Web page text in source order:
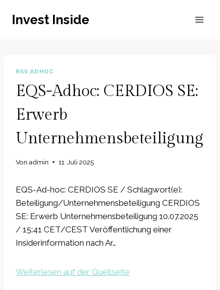
InhaltInvest Inside
RSS ADHOC
EQS-Adhoc: CERDIOS SE:
Erwerb
Unternehmensbeteiligung
Von admin 11. Juli 2025
EQS-Ad-hoc: CERDIOS SE / Schlagwort(e):
Beteiligung/Unternehmensbeteiligung CERDIOS
SE: Erwerb Unternehmensbeteiligung 10.07.2025
/ 15:41 CET/CEST Veröffentlichung einer
Insiderinformation nach Ar…
Weiterlesen auf der Quellseite